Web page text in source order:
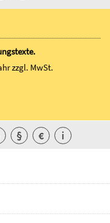
zzgl. MwSt.
§ € i